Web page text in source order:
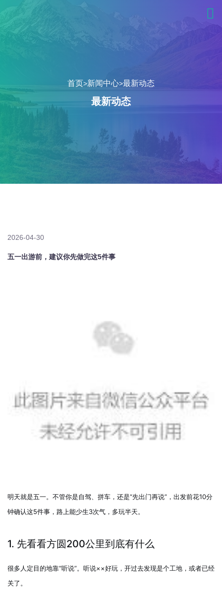
首页>新闻中心>最新动态
最新动态
2026-04-30
五一出游前，建议你先做完这5件事
明天就是五一。不管你是自驾、拼车，还是“先出门再说”，出发前花10分
钟确认这5件事，路上能少生3次气，多玩半天。
1. 先看看方圆200公里到底有什么
很多人定目的地靠“听说”。听说××好玩，开过去发现是个工地，或者已经
关了。